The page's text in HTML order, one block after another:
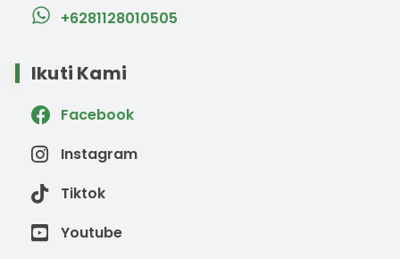
+6281128010505
Ikuti Kami
Facebook
Instagram
Tiktok
Youtube